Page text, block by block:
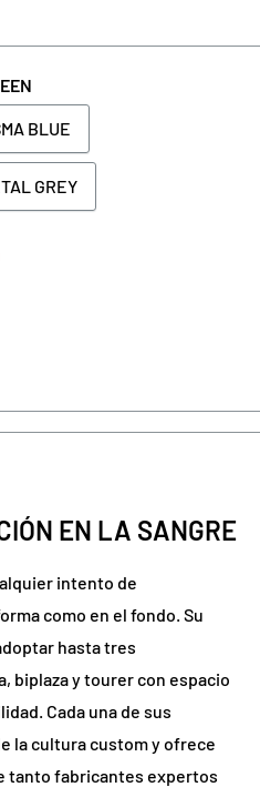
BLUE
GREY
EN LA SANGRE
intento de
como en el fondo. Su
hasta tres
biplaza y tourer con espacio
Cada una de sus
la cultura custom y ofrece
tanto fabricantes expertos